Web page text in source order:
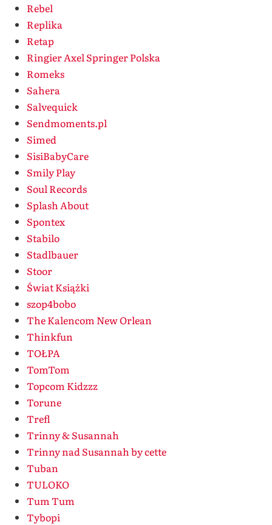
Rebel
Replika
Retap
Ringier Axel Springer Polska
Romeks
Sahera
Salvequick
Sendmoments.pl
Simed
SisiBabyCare
Smily Play
Soul Records
Splash About
Spontex
Stabilo
Stadlbauer
Stoor
Świat Książki
szop4bobo
The Kalencom New Orlean
Thinkfun
TOŁPA
TomTom
Topcom Kidzzz
Torune
Trefl
Trinny & Susannah
Trinny nad Susannah by cette
Tuban
TULOKO
Tum Tum
Tybopi